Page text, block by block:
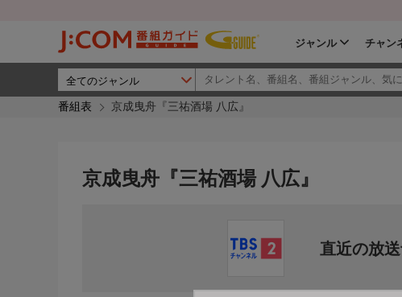
ジャンル チャン
番組表 京成曳舟『三祐酒場 八広』
京成曳舟『三祐酒場 八広』
直近の放